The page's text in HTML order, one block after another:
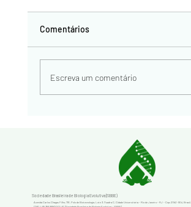
Newsletter #5
Comentários
Escreva um comentário
Sociedade Brasileira de Biologia Evolutiva (SBBE)
Avenida Carlos Chagas Filho, 791, Polo de Biotecnologia, Lote 3, Quadra C, Cidade Universitária – Rio de Janeiro – RJ – Cep: 21941-904, Brasil.